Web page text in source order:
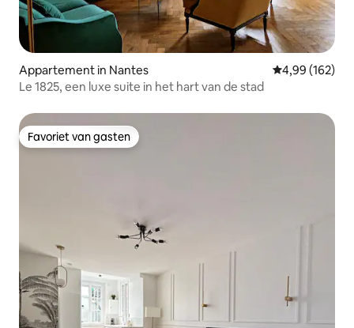
Appartement in Nantes Gemiddelde
4,99 (162)
Le 1825, een luxe suite in het hart van de stad
Favoriet van gasten
Favoriet van gasten